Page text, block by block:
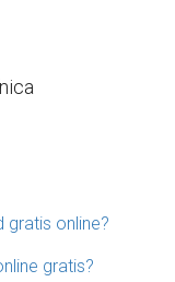
gratis online?
gratis?